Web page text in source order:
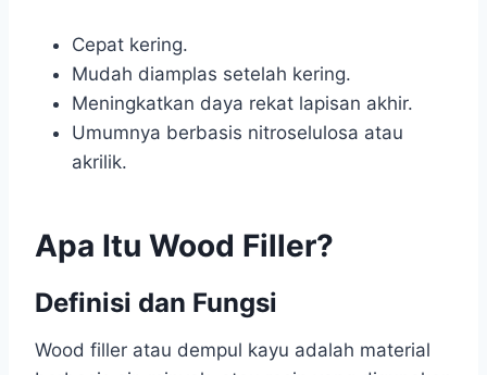
Cepat kering.
Mudah diamplas setelah kering.
Meningkatkan daya rekat lapisan akhir.
Umumnya berbasis nitroselulosa atau
akrilik.
Apa Itu Wood Filler?
Definisi dan Fungsi
Wood filler atau dempul kayu adalah material